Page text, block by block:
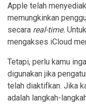
Apple telah
memungkinkan
secara real-time.
mengakses iCloud
Tetapi, perlu kamu
digunakan jika
telah diaktifkan. Jika
adalah langkah-